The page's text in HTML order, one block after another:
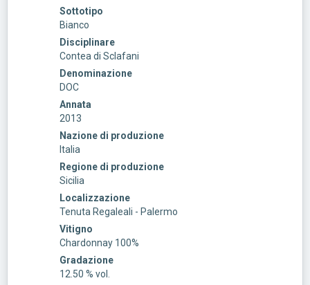
Sottotipo
Bianco
Disciplinare
Contea di Sclafani
Denominazione
DOC
Annata
2013
Nazione di produzione
Italia
Regione di produzione
Sicilia
Localizzazione
Tenuta Regaleali - Palermo
Vitigno
Chardonnay 100%
Gradazione
12.50 % vol.